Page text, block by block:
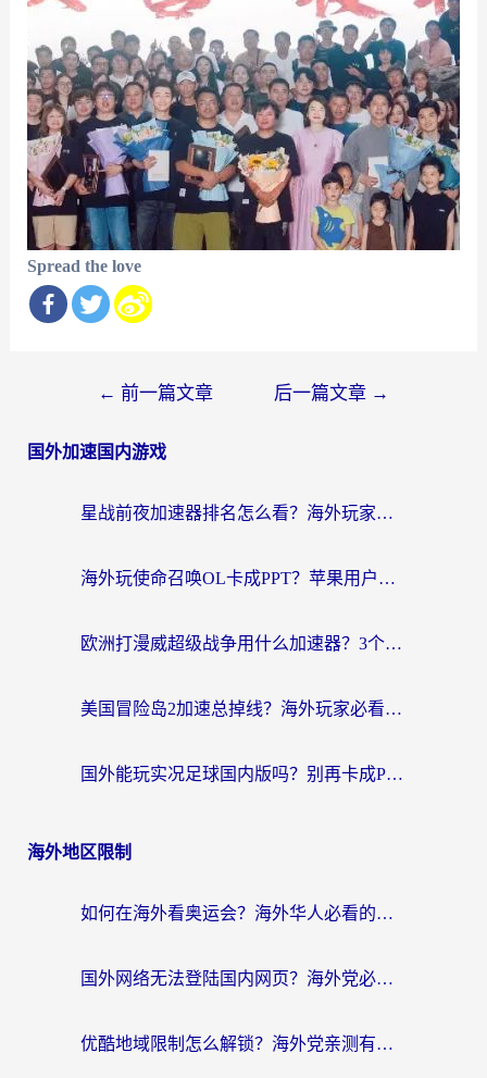
Spread the love
导
← 前一篇文章 后一篇文章 →
国外加速国内游戏
星战前夜加速器排名怎么看？海外玩家国服游戏畅玩终极指南（附欧洲玩跑跑我的起源解决方案）
海外玩使命召唤OL卡成PPT？苹果用户必看：使命召唤OL国外加速器下载苹果版指南
欧洲打漫威超级战争用什么加速器？3个海外游戏卡顿问题一次解决（附实测推荐）
美国冒险岛2加速总掉线？海外玩家必看的国服游戏加速器选择指南
国外能玩实况足球国内版吗？别再卡成PPT！海外党国服游戏加速全攻略
海外地区限制
如何在海外看奥运会？海外华人必看的体育赛事直播终极指南
国外网络无法登陆国内网页？海外党必看：选对回国加速器实现无缝访问
优酷地域限制怎么解锁？海外党亲测有效的追剧自由指南